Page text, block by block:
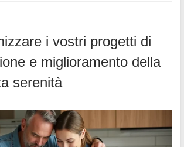
i vostri progetti di
e miglioramento della
serenità